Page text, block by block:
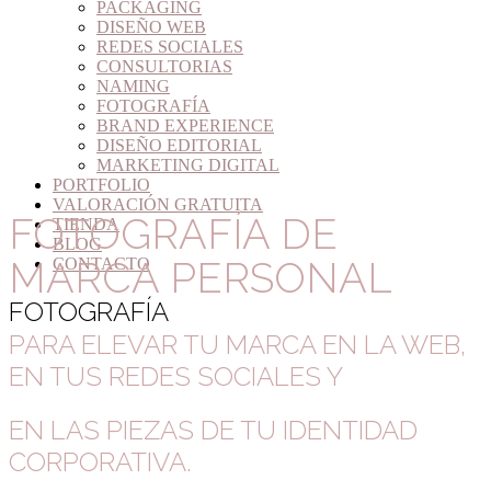
PACKAGING
DISEÑO WEB
REDES SOCIALES
CONSULTORIAS
NAMING
FOTOGRAFÍA
BRAND EXPERIENCE
DISEÑO EDITORIAL
MARKETING DIGITAL
PORTFOLIO
VALORACIÓN GRATUITA
TIENDA
BLOG
CONTACTO
FOTOGRAFÍA
FOTOGRAFÍA DE
MARCA PERSONAL
PARA ELEVAR TU MARCA EN LA WEB,
EN TUS REDES SOCIALES Y
EN LAS PIEZAS DE TU IDENTIDAD
CORPORATIVA.